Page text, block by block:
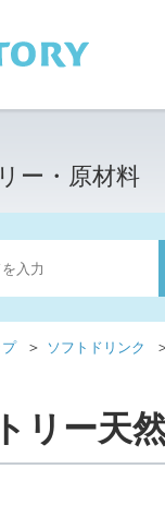
ー・原材料
＞ ソフトドリンク
リー天